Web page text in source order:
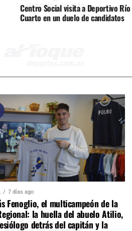
Centro Social visita a Deportivo Río
Cuarto en un duelo de candidatos
7 días ago
Fenoglio, el multicampeón de la
la huella del abuelo Atilio,
detrás del capitán y la